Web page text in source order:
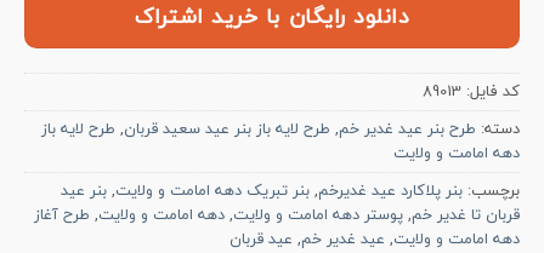
دانلود رایگان با خرید اشتراک
کد فایل: 89013
دسته: طرح بنر عید غدیر خم, طرح لایه باز بنر عید سعید قربان, طرح لایه باز
دهه امامت و ولایت
برچسب: بنر پلاکارد عید غدیرخم, بنر تبریک دهه امامت و ولایت, بنر عید
قربان تا غدیر خم, پوستر دهه امامت و ولایت, دهه امامت و ولایت, طرح آغاز
دهه امامت و ولایت, عید غدیر خم, عید قربان